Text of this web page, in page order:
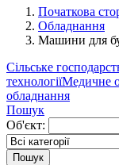
Початкова
Обладнання
Машини для
Сільське
технологіїМедичне
обладнання
Пошук
Об'єкт:
Пошук